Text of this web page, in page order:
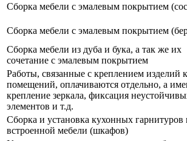
Сборка мебели с эмалевым покрытием
Сборка мебели с эмалевым покрытием
Сборка мебели из дуба и бука, а так же их
сочетание с эмалевым покрытием
Работы, связанные с креплением изделий
помещений, оплачиваются отдельно, а
крепление зеркала, фиксация
элементов и т.д.
Сборка и установка кухонных гарнитуров
встроенной мебели (шкафов)